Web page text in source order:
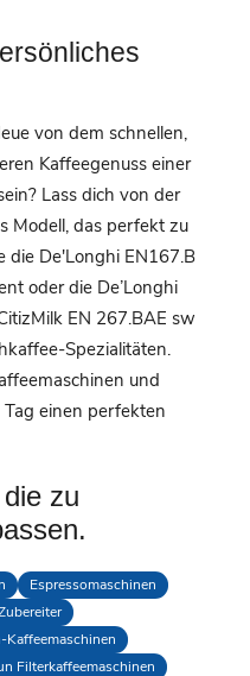
von dem schnellen,
Kaffeegenuss einer
Lass dich von der
Modell, das perfekt zu
die De'Longhi EN167.B
oder die De’Longhi
EN 267.BAE sw
Spezialitäten.
und
einen perfekten
zu
Espressomaschinen
Kaffeemaschinen
Filterkaffeemaschinen